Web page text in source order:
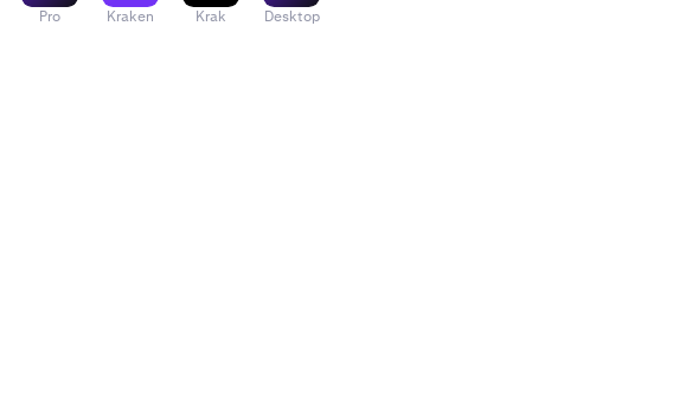
Pro Kraken Krak Desktop